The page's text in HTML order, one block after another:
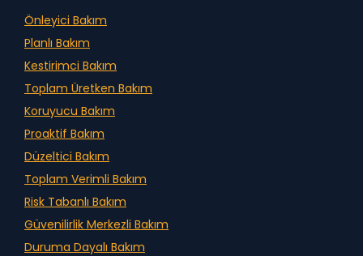
Önleyici Bakım
Planlı Bakım
Kestirimci Bakım
Toplam Üretken Bakım
Koruyucu Bakım
Proaktif Bakım
Düzeltici Bakım
Toplam Verimli Bakım
Risk Tabanlı Bakım
Güvenilirlik Merkezli Bakım
Duruma Dayalı Bakım